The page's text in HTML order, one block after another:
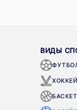
ВИДЫ
ХОККЕЙ